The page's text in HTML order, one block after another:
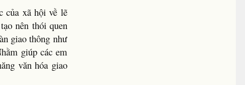
của xã hội về lẽ
nên thói quen
giao thông như
giúp các em
văn hóa giao